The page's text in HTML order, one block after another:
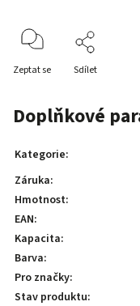
Zeptat se Sdílet
Doplňkové
Kategorie:
Záruka:
Hmotnost:
EAN:
Kapacita:
Barva:
Pro značky:
Stav produktu: